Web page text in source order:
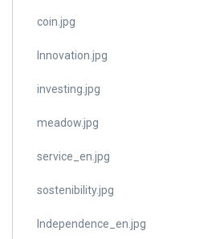
coin.jpg
Innovation.jpg
investing.jpg
meadow.jpg
service_en.jpg
sostenibility.jpg
Independence_en.jpg